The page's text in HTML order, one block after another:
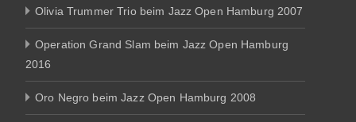
Olivia Trummer Trio beim Jazz Open Hamburg 2007
Operation Grand Slam beim Jazz Open Hamburg
2016
Oro Negro beim Jazz Open Hamburg 2008